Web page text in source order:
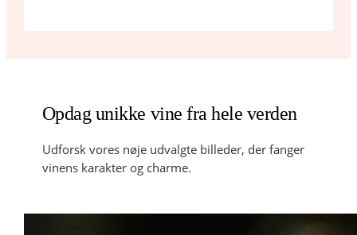
Opdag unikke vine fra hele verden
Udforsk vores nøje udvalgte billeder, der fanger
vinens karakter og charme.